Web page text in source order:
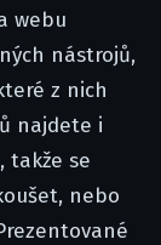
webu
nástrojů,
z nich
najdete i
takže se
nebo